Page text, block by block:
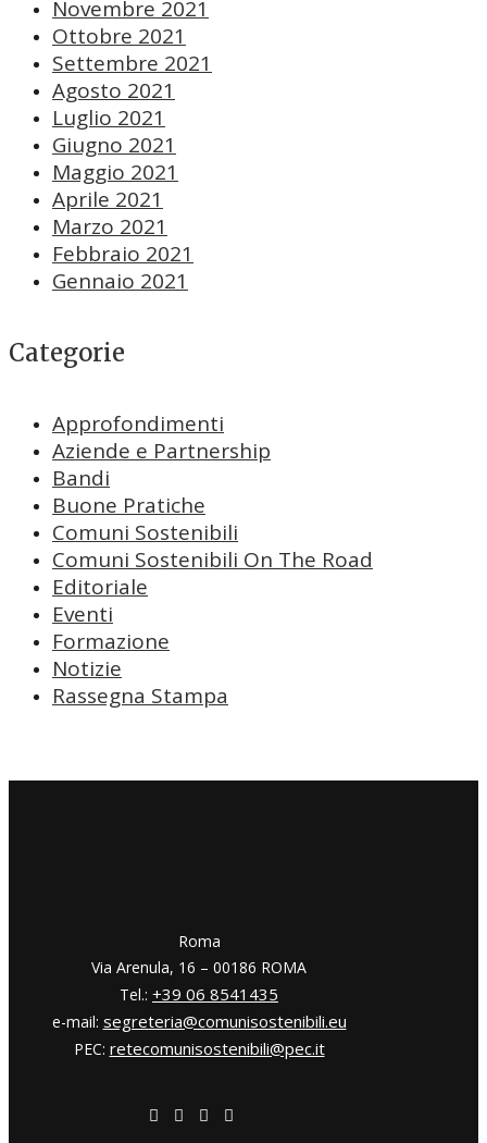
Novembre 2021
Ottobre 2021
Settembre 2021
Agosto 2021
Luglio 2021
Giugno 2021
Maggio 2021
Aprile 2021
Marzo 2021
Febbraio 2021
Gennaio 2021
Categorie
Approfondimenti
Aziende e Partnership
Bandi
Buone Pratiche
Comuni Sostenibili
Comuni Sostenibili On The Road
Editoriale
Eventi
Formazione
Notizie
Rassegna Stampa
​​Roma
Via Arenula, 16 – 00186 ROMA
Tel.: +39 06 8541435
e-mail: segreteria@comunisostenibili.eu
PEC: retecomunisostenibili@pec.it